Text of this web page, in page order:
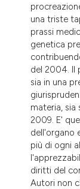
una triste
prassi
genetica
del 2004. Il
sia in una
materia, sia
2009. E'
dell'organo
più di ogni
diritti del
Autori non